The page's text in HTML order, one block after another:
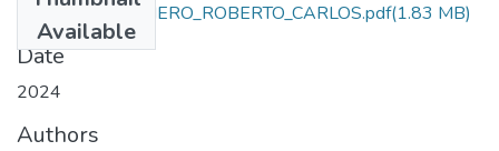
Available
MARTINEZ_ROMERO_ROBERTO_CARLOS.pdf(1.83 MB)
Date
2024
Authors